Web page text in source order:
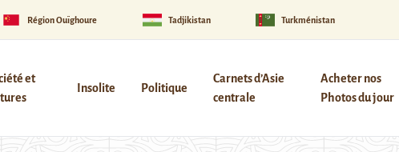
Région Ouïghoure Tadjikistan Turkménistan
et
Insolite Politique
Carnets d’Asie
centrale
Acheter nos
Photos du jour